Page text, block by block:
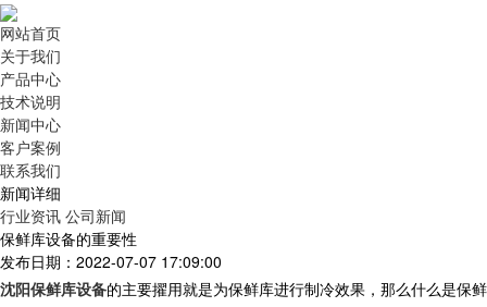
网站首页
关于我们
产品中心
技术说明
新闻中心
客户案例
联系我们
新闻详细
行业资讯 公司新闻
保鲜库设备的重要性
发布日期：2022-07-07 17:09:00
沈阳保鲜库设备的主要擢用就是为保鲜库进行制冷效果，那么什么是保鲜